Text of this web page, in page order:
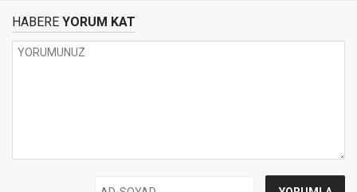
HABERE YORUM KAT